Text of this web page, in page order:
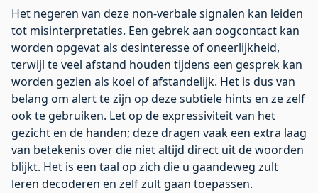
Het negeren van deze non-verbale signalen kan leiden
tot misinterpretaties. Een gebrek aan oogcontact kan
worden opgevat als desinteresse of oneerlijkheid,
terwijl te veel afstand houden tijdens een gesprek kan
worden gezien als koel of afstandelijk. Het is dus van
belang om alert te zijn op deze subtiele hints en ze zelf
ook te gebruiken. Let op de expressiviteit van het
gezicht en de handen; deze dragen vaak een extra laag
van betekenis over die niet altijd direct uit de woorden
blijkt. Het is een taal op zich die u gaandeweg zult
leren decoderen en zelf zult gaan toepassen.